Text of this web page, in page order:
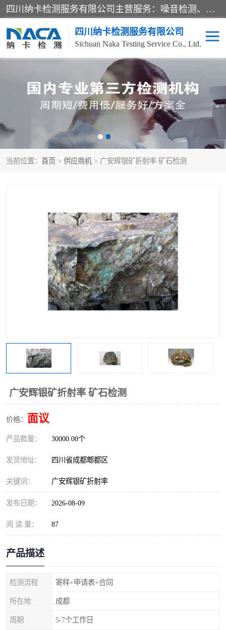
四川纳卡检测服务有限公司主营服务：噪音检测、灯光检测、防护网检测、磁性检测、无损检测、燃烧等级检测；本着严谨、规范的态度严格执行国家现行标准、规范及规程，奉行“科学公正、准确、持续改进、诚信服务”的企业价值和“科学、信誉、服务”的企业宗旨，竭诚为广大客户服务。
四川纳卡检测服务有限公司
Sichuan Naka Testing Service Co., Ltd.
当前位置： 首页 > 供应商机 > 广安辉银矿折射率 矿石检测
广安辉银矿折射率 矿石检测
价格： 面议
产品数量： 30000.00个
发货地址： 四川省成都郫都区
关键词： 广安辉银矿折射率
发布日期： 2026-08-09
阅 读 量： 87
产品描述
检测流程 寄样+申请表+合同
所在地 成都
周期 5-7个工作日
噪音检测 灯光检测
防护网检测 磁性检测
燃烧等级检测
可靠性检测 产品检测